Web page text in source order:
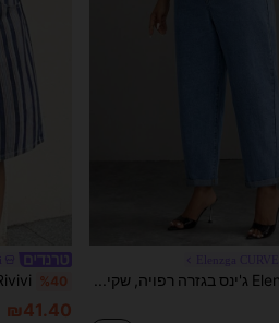
%40
₪41.40